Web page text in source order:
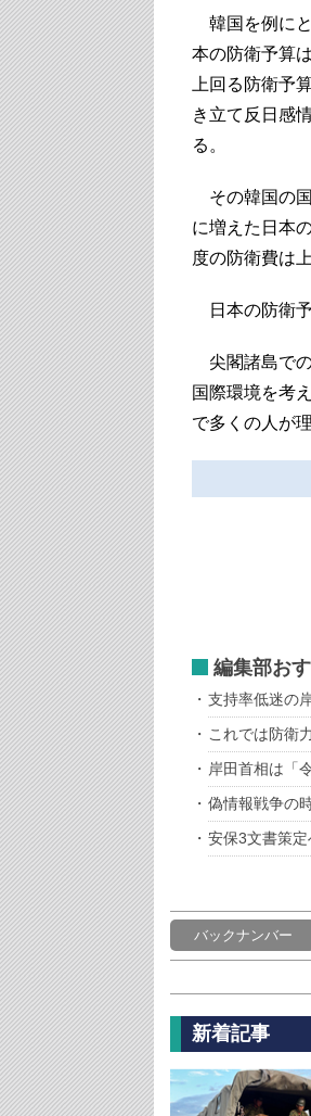
韓国を例にと
本の防衛予算
上回る防衛予
き立て反日感
る。
その韓国の
に増えた日本
度の防衛費は
日本の防衛
尖閣諸島で
国際環境を考
で多くの人が
編集部お
支持率低迷の
これでは防衛
岸田首相は「
偽情報戦争の
安保3文書策
バックナンバー
新着記事